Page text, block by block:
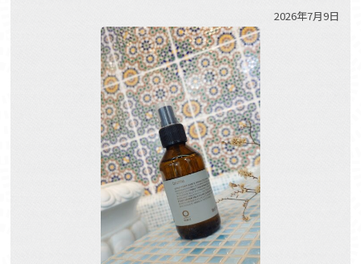
2026年7月9日